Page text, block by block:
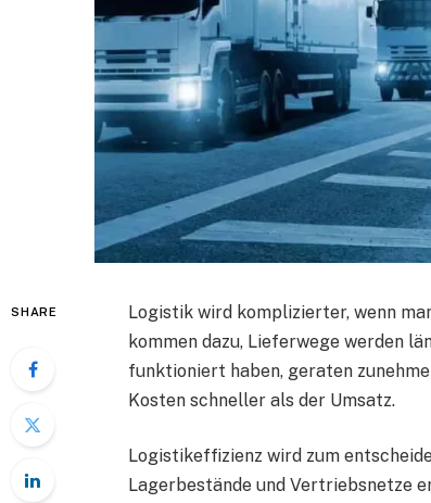
SHARE
Logistik wird komplizierter, wenn
kommen dazu, Lieferwege werden
funktioniert haben, geraten
Kosten schneller als der Umsatz.
Logistikeffizienz wird zum
Lagerbestände und Vertriebsnetze